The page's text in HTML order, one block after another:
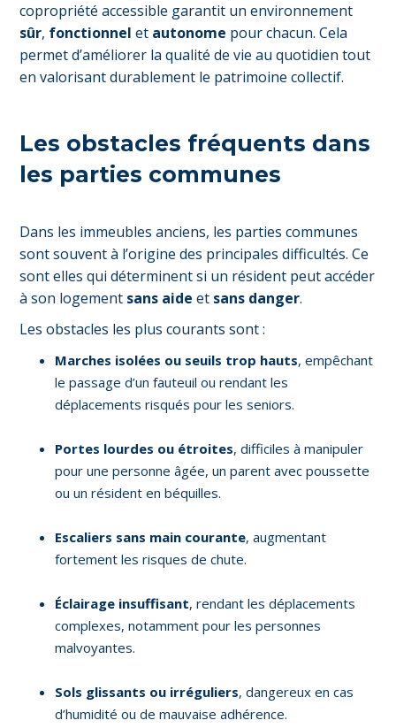
copropriété accessible garantit un environnement
sûr, fonctionnel et autonome pour chacun. Cela
permet d’améliorer la qualité de vie au quotidien tout
en valorisant durablement le patrimoine collectif.
Les obstacles fréquents dans
les parties communes
Dans les immeubles anciens, les parties communes
sont souvent à l’origine des principales difficultés. Ce
sont elles qui déterminent si un résident peut accéder
à son logement sans aide et sans danger.
Les obstacles les plus courants sont :
Marches isolées ou seuils trop hauts, empêchant
le passage d’un fauteuil ou rendant les
déplacements risqués pour les seniors.
Portes lourdes ou étroites, difficiles à manipuler
pour une personne âgée, un parent avec poussette
ou un résident en béquilles.
Escaliers sans main courante, augmentant
fortement les risques de chute.
Éclairage insuffisant, rendant les déplacements
complexes, notamment pour les personnes
malvoyantes.
Sols glissants ou irréguliers, dangereux en cas
d’humidité ou de mauvaise adhérence.